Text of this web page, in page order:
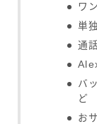
ワ
単
通
バ
ど
お